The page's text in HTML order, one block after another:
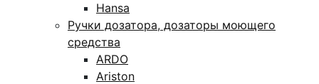
Hansa
Ручки дозатора, дозаторы моющего
средства
ARDO
Ariston